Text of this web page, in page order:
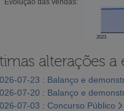
2023
alterações a
07-23 : Balanço e
07-20 : Balanço e
07-03 : Concurso Público